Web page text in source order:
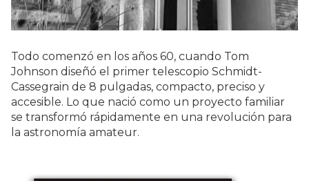
Todo comenzó en los años 60, cuando Tom
Johnson diseñó el primer telescopio Schmidt-
Cassegrain de 8 pulgadas, compacto, preciso y
accesible. Lo que nació como un proyecto familiar
se transformó rápidamente en una revolución para
la astronomía amateur.